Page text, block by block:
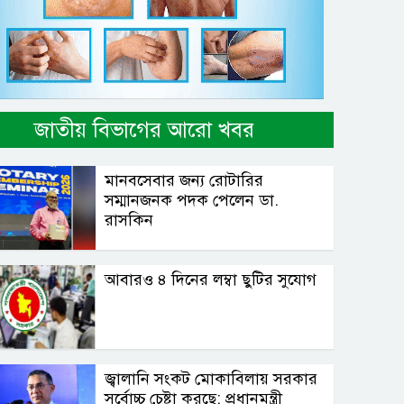
জাতীয় বিভাগের আরো খবর
মানবসেবার জন্য রোটারির
সম্মানজনক পদক পেলেন ডা.
রাসকিন
আবারও ৪ দিনের লম্বা ছুটির সুযোগ
জ্বালানি সংকট মোকাবিলায় সরকার
সর্বোচ্চ চেষ্টা করছে: প্রধানমন্ত্রী